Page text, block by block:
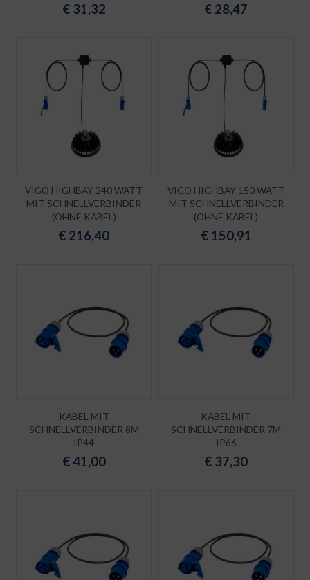
€ 31,32 € 28,47
VIGO HIGHBAY 240 WATT
MIT SCHNELLVERBINDER
(OHNE KABEL)
€ 216,40
VIGO HIGHBAY 150 WATT
MIT SCHNELLVERBINDER
(OHNE KABEL)
€ 150,91
KABEL MIT
SCHNELLVERBINDER 8M
IP44
€41,00
KABEL MIT
SCHNELLVERBINDER 7M
IP66
€ 37,30